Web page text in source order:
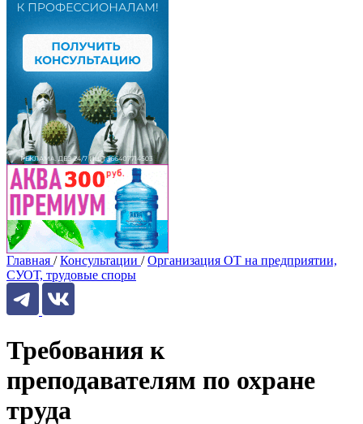
Главная / Консультации / Организация ОТ на предприятии,
СУОТ, трудовые споры
Требования к
преподавателям по охране
труда